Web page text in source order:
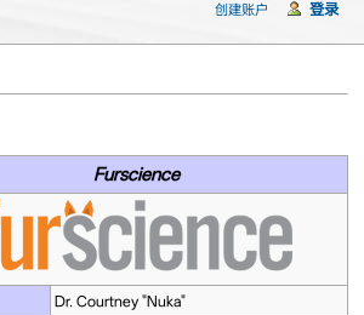
Furscience
Dr. Courtney "Nuka"
创建账户 登录